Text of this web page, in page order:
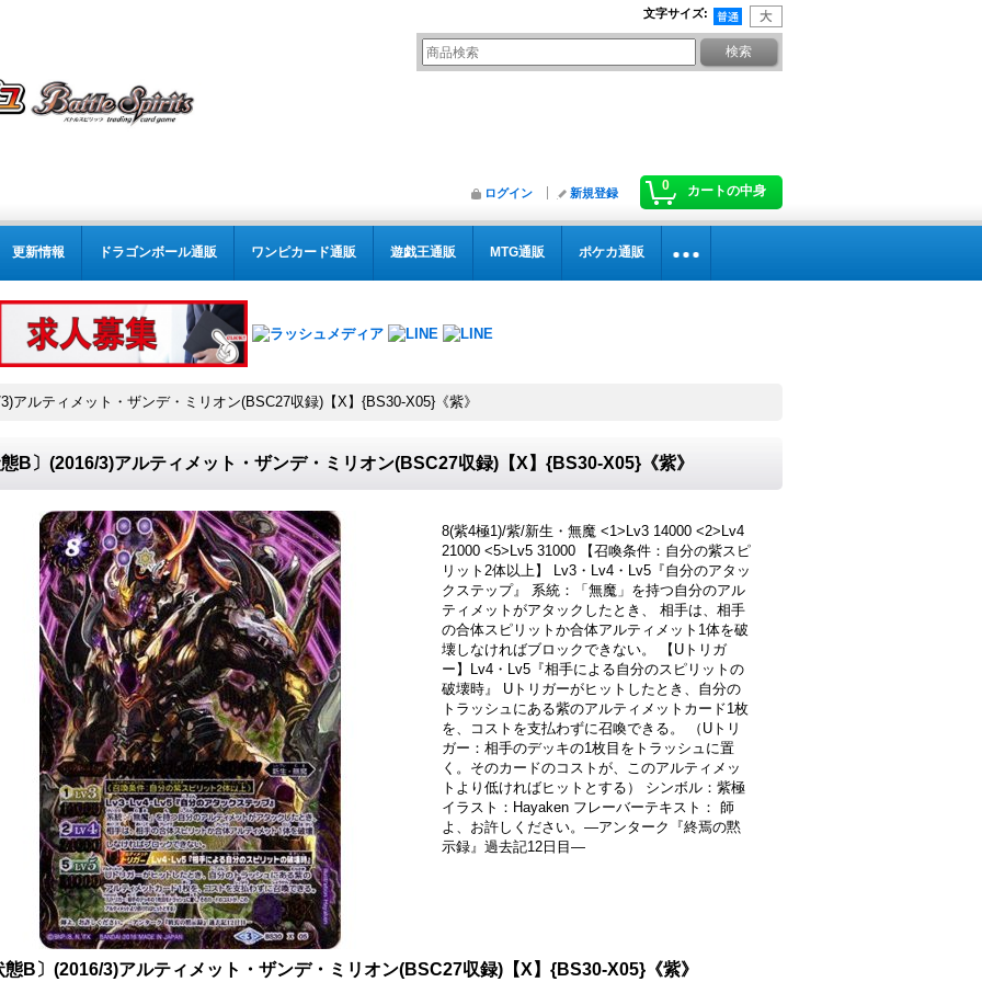
文字サイズ:
0 カートの中身
ログイン 新規登録
更新情報 ドラゴンボール通販 ワンピカード通販 遊戯王通販 MTG通販 ポケカ通販
アルティメット・ザンデ・ミリオン(BSC27収録)【X】{BS30-X05}《紫》
B〕(2016/3)アルティメット・ザンデ・ミリオン(BSC27収録)【X】{BS30-X05}《紫》
8(紫4極1)/紫/新生・無魔 <1>Lv3 14000 <2>Lv4
21000 <5>Lv5 31000 【召喚条件：自分の紫スピ
リット2体以上】 Lv3・Lv4・Lv5『自分のアタッ
クステップ』 系統：「無魔」を持つ自分のアル
ティメットがアタックしたとき、 相手は、相手
の合体スピリットか合体アルティメット1体を破
壊しなければブロックできない。 【Uトリガ
ー】Lv4・Lv5『相手による自分のスピリットの
破壊時』 Uトリガーがヒットしたとき、自分の
トラッシュにある紫のアルティメットカード1枚
を、コストを支払わずに召喚できる。 （Uトリ
ガー：相手のデッキの1枚目をトラッシュに置
く。そのカードのコストが、このアルティメッ
トより低ければヒットとする） シンボル：紫極
イラスト：Hayaken フレーバーテキスト： 師
よ、お許しください。―アンターク『終焉の黙
示録』過去記12日目―
態B〕(2016/3)アルティメット・ザンデ・ミリオン(BSC27収録)【X】{BS30-X05}《紫》